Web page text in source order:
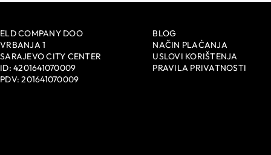
ELD COMPANY DOO
VRBANJA 1
SARAJEVO CITY CENTER
ID: 4201641070009
PDV: 201641070009
BLOG
NAČIN PLAĆANJA
USLOVI KORIŠTENJA
PRAVILA PRIVATNOSTI